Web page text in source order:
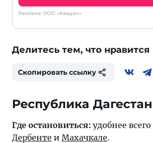
Реклама: ООО «Авадан»
Делитесь тем, что нравится
Скопировать ссылку
Республика Дагестан
Где остановиться: удобнее
Дербенте и Махачкале.